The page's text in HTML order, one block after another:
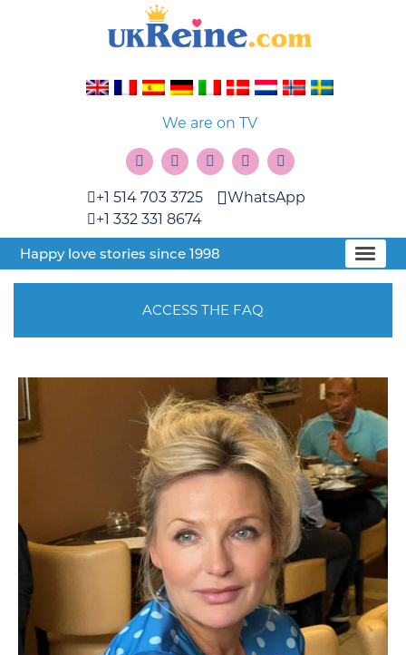
We are on TV
+1 514 703 3725
+1 332 331 8674
WhatsApp
Happy love stories since 1998
ACCESS THE FAQ